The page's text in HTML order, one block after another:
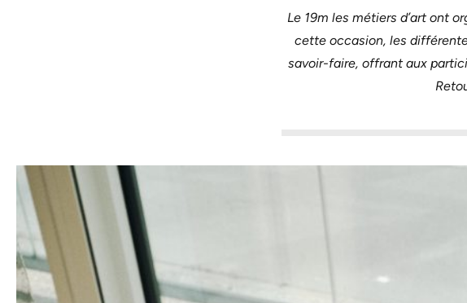
Le 19m les métiers d’art ont
cette occasion, les
savoir-faire, offrant aux